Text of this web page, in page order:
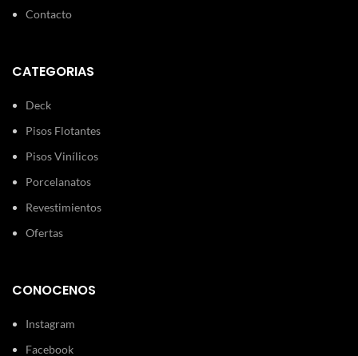
Contacto
CATEGORIAS
Deck
Pisos Flotantes
Pisos Vinílicos
Porcelanatos
Revestimientos
Ofertas
CONOCENOS
Instagram
Facebook